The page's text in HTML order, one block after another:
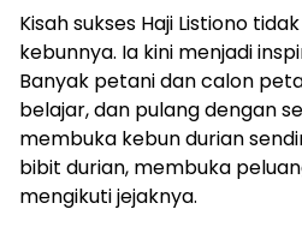
Kisah sukses Haji Listiono
kebunnya. Ia kini menjadi
Banyak petani dan calon
belajar, dan pulang dengan
membuka kebun durian
bibit durian, membuka
mengikuti jejaknya.